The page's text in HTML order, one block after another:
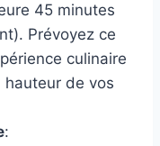
45 minutes
Prévoyez ce
culinaire
de vos
: